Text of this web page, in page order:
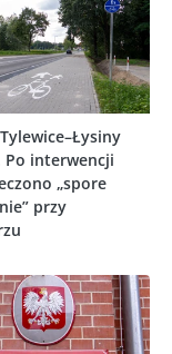
Po interwencji
„spore
przy